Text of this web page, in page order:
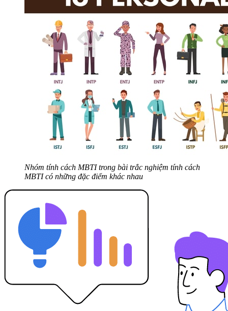
Nhóm tính cách MBTI trong bài trắc nghiệm tính cách
MBTI có những đặc điểm khác nhau